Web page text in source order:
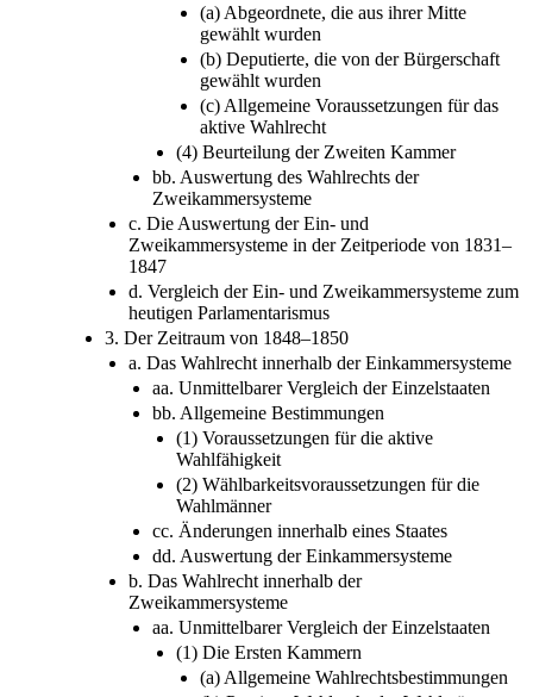
(a) Abgeordnete, die aus ihrer Mitte
gewählt wurden
(b) Deputierte, die von der Bürgerschaft
gewählt wurden
(c) Allgemeine Voraussetzungen für das
aktive Wahlrecht
(4) Beurteilung der Zweiten Kammer
bb. Auswertung des Wahlrechts der
Zweikammersysteme
c. Die Auswertung der Ein- und
Zweikammersysteme in der Zeitperiode von 1831–
1847
d. Vergleich der Ein- und Zweikammersysteme zum
heutigen Parlamentarismus
3. Der Zeitraum von 1848–1850
a. Das Wahlrecht innerhalb der Einkammersysteme
aa. Unmittelbarer Vergleich der Einzelstaaten
bb. Allgemeine Bestimmungen
(1) Voraussetzungen für die aktive
Wahlfähigkeit
(2) Wählbarkeitsvoraussetzungen für die
Wahlmänner
cc. Änderungen innerhalb eines Staates
dd. Auswertung der Einkammersysteme
b. Das Wahlrecht innerhalb der
Zweikammersysteme
aa. Unmittelbarer Vergleich der Einzelstaaten
(1) Die Ersten Kammern
(a) Allgemeine Wahlrechtsbestimmungen